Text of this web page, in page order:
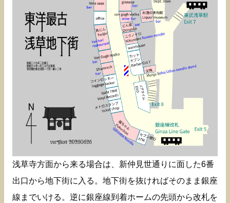
浅草寺方面から来る場合は、新仲見世通りに面した6番
出口から地下街に入る。地下街を抜ければそのまま銀座
線までいける。逆に銀座線到着ホームの先頭から改札を